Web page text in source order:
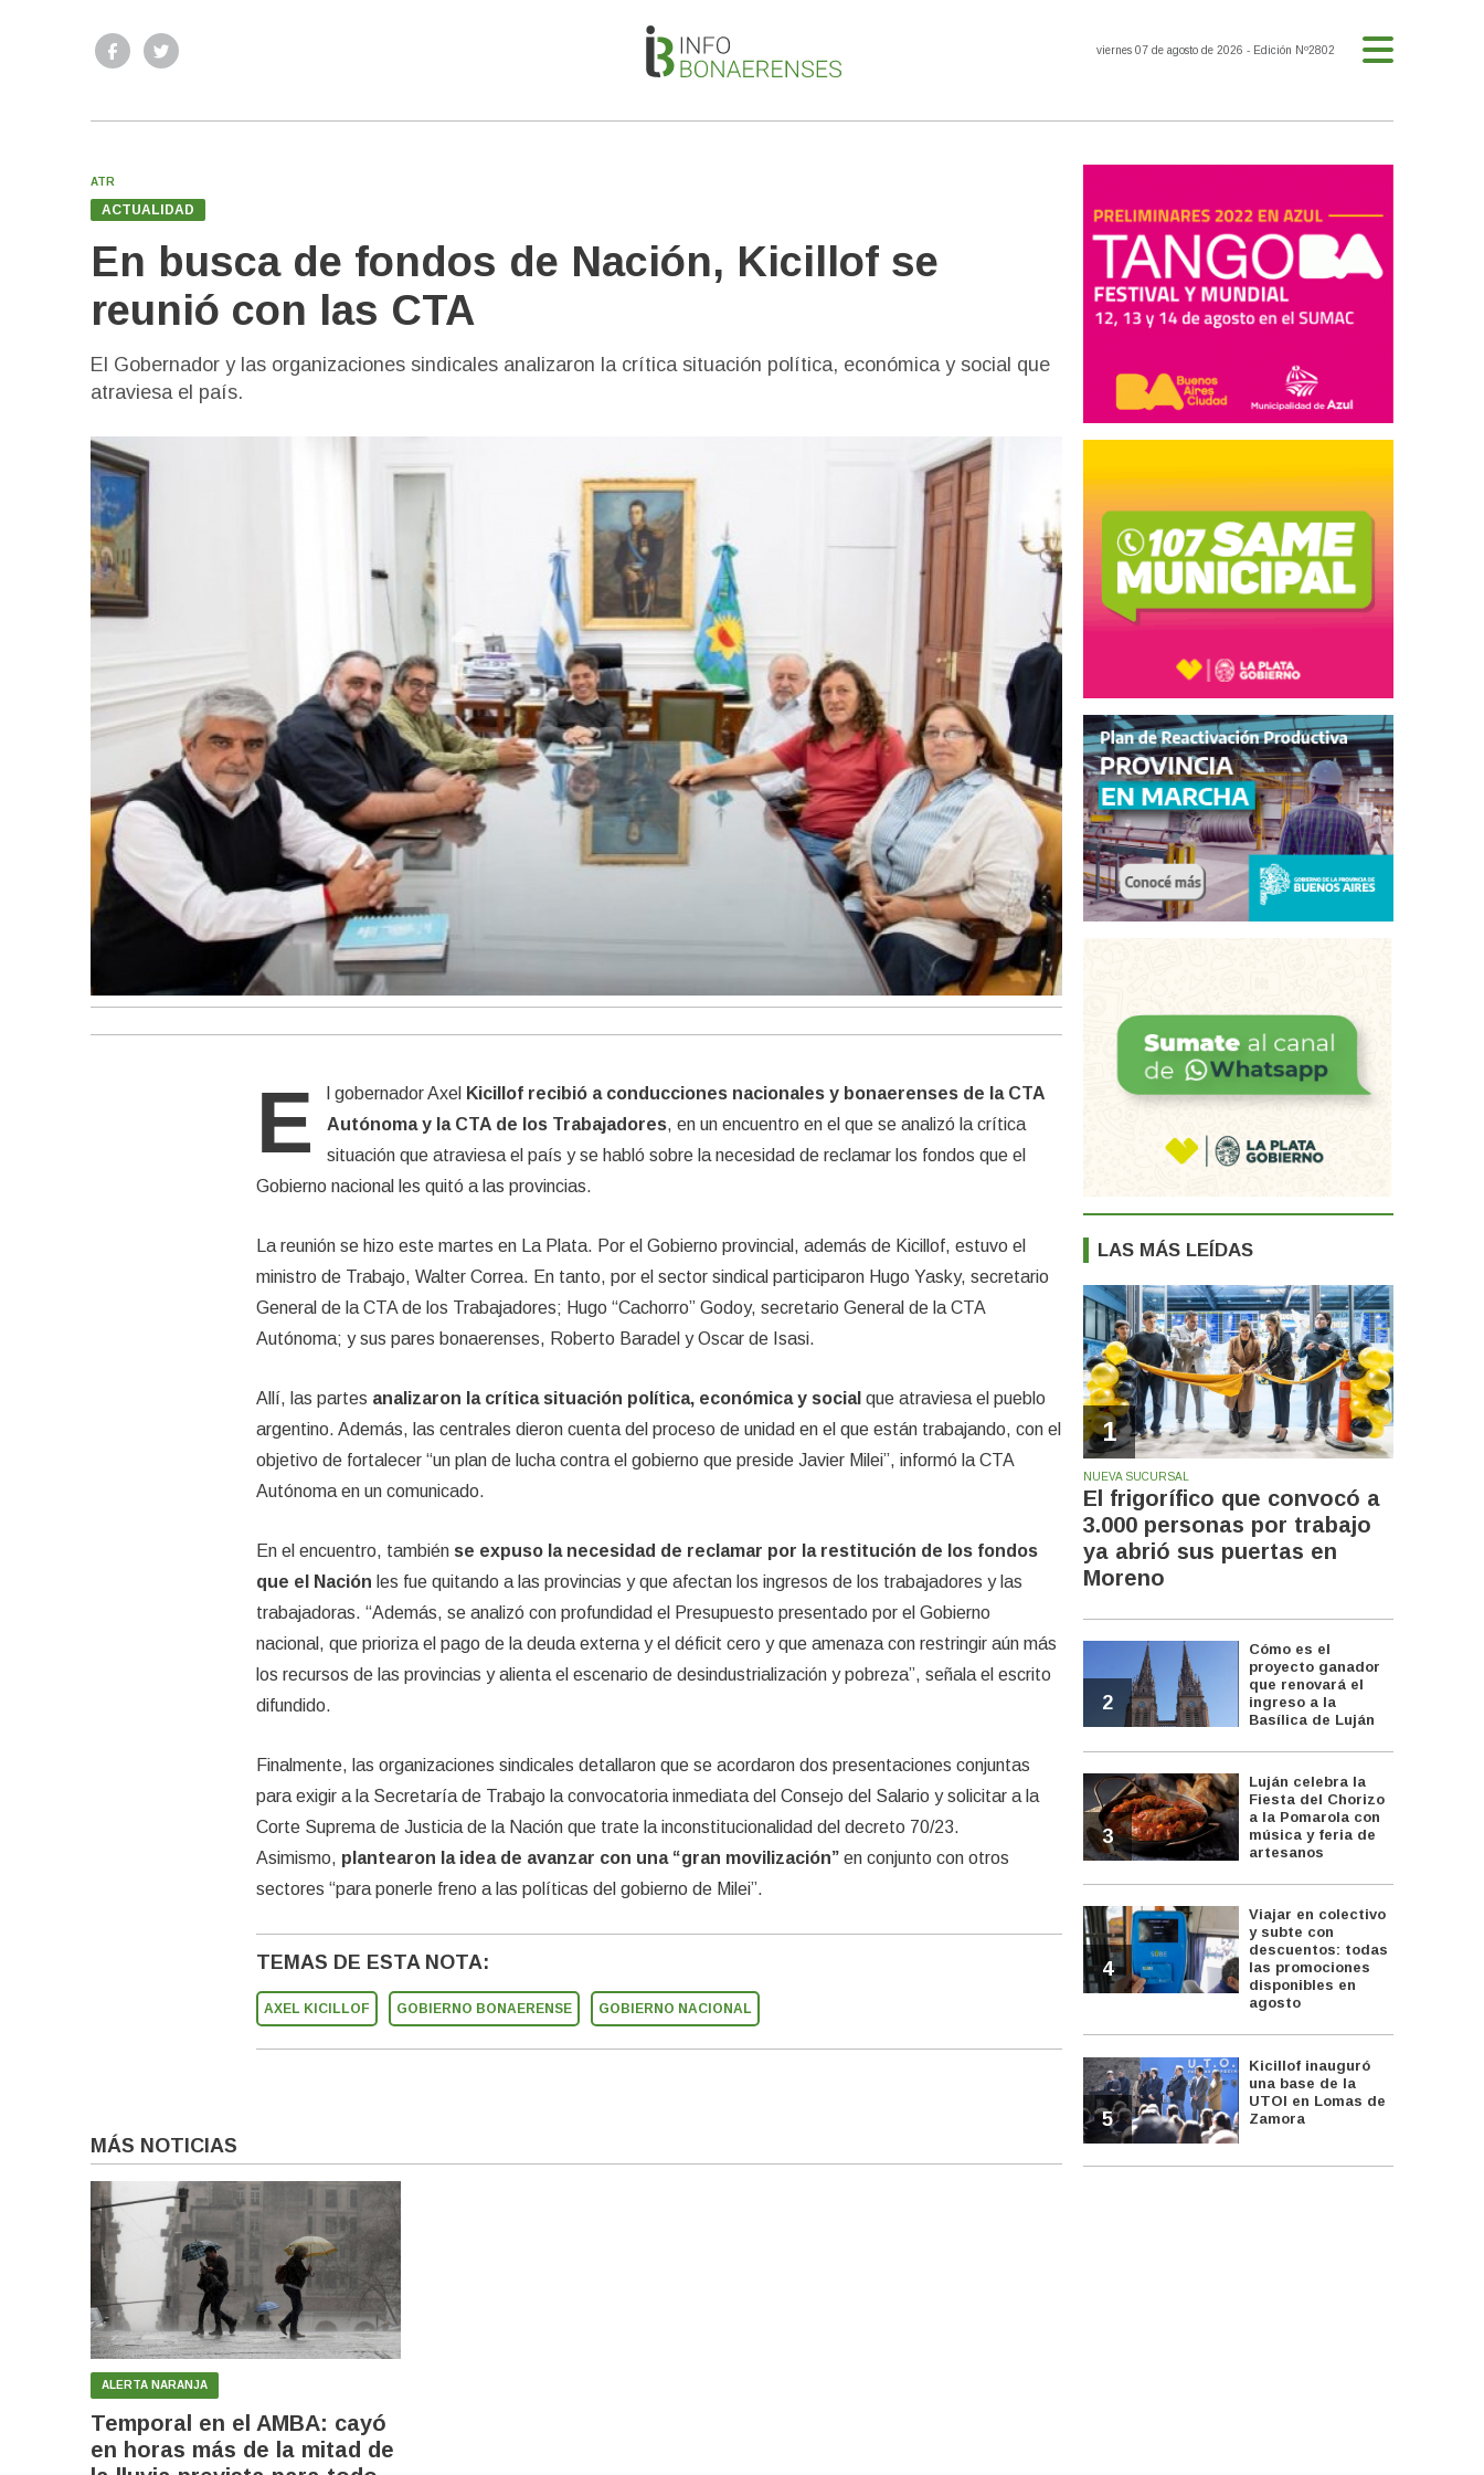
viernes 07 de agosto de 2026 - Edición Nº2802
ATR
ACTUALIDAD
En busca de fondos de Nación, Kicillof se
reunió con las CTA
El Gobernador y las organizaciones sindicales analizaron la crítica situación política, económica y social que
atraviesa el país.
E l gobernador Axel Kicillof recibió a conducciones nacionales y bonaerenses de la CTA
Autónoma y la CTA de los Trabajadores, en un encuentro en el que se analizó la crítica
situación que atraviesa el país y se habló sobre la necesidad de reclamar los fondos que el
Gobierno nacional les quitó a las provincias.
La reunión se hizo este martes en La Plata. Por el Gobierno provincial, además de Kicillof, estuvo el
ministro de Trabajo, Walter Correa. En tanto, por el sector sindical participaron Hugo Yasky, secretario
General de la CTA de los Trabajadores; Hugo “Cachorro” Godoy, secretario General de la CTA
Autónoma; y sus pares bonaerenses, Roberto Baradel y Oscar de Isasi.
Allí, las partes analizaron la crítica situación política, económica y social que atraviesa el pueblo
argentino. Además, las centrales dieron cuenta del proceso de unidad en el que están trabajando, con el
objetivo de fortalecer “un plan de lucha contra el gobierno que preside Javier Milei”, informó la CTA
Autónoma en un comunicado.
En el encuentro, también se expuso la necesidad de reclamar por la restitución de los fondos
que el Nación les fue quitando a las provincias y que afectan los ingresos de los trabajadores y las
trabajadoras. “Además, se analizó con profundidad el Presupuesto presentado por el Gobierno
nacional, que prioriza el pago de la deuda externa y el déficit cero y que amenaza con restringir aún más
los recursos de las provincias y alienta el escenario de desindustrialización y pobreza”, señala el escrito
difundido.
Finalmente, las organizaciones sindicales detallaron que se acordaron dos presentaciones conjuntas
para exigir a la Secretaría de Trabajo la convocatoria inmediata del Consejo del Salario y solicitar a la
Corte Suprema de Justicia de la Nación que trate la inconstitucionalidad del decreto 70/23.
Asimismo, plantearon la idea de avanzar con una “gran movilización” en conjunto con otros
sectores “para ponerle freno a las políticas del gobierno de Milei”.
TEMAS DE ESTA NOTA:
AXEL KICILLOF GOBIERNO BONAERENSE GOBIERNO NACIONAL
MÁS NOTICIAS
ALERTA NARANJA
Temporal en el AMBA: cayó
en horas más de la mitad de
LAS MÁS LEÍDAS
1
NUEVA SUCURSAL
El frigorífico que convocó a
3.000 personas por trabajo
ya abrió sus puertas en
Moreno
2
Cómo es el
proyecto ganador
que renovará el
ingreso a la
Basílica de Luján
3
Luján celebra la
Fiesta del Chorizo
a la Pomarola con
música y feria de
artesanos
4
Viajar en colectivo
y subte con
descuentos: todas
las promociones
disponibles en
agosto
5
Kicillof inauguró
una base de la
UTOI en Lomas de
Zamora